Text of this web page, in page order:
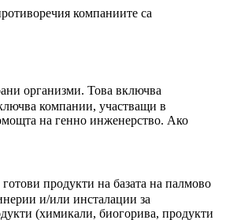
компаниите са
организми. Това включва
компании, участващи в
на генно инженерство. Ако
продукти на базата на палмово
и/или инсталации за
(химикали, биогорива, продукти